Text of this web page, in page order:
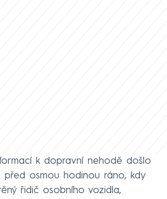
k dopravní nehodě došlo
před osmou hodinou ráno, kdy
řidič osobního vozidla,